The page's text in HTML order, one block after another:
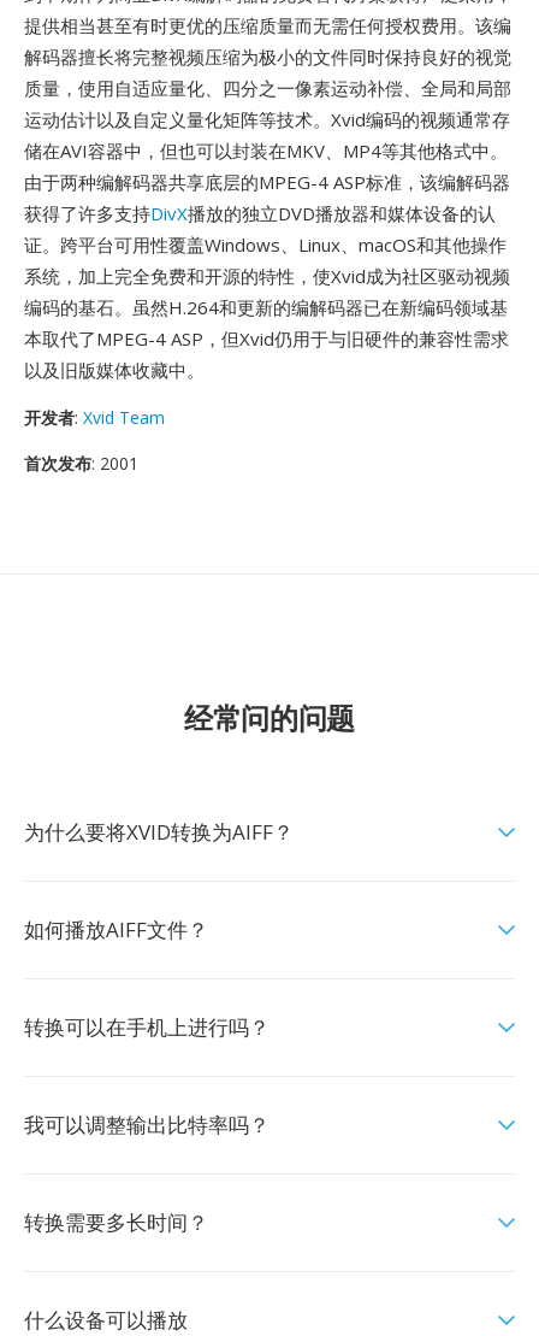
提供相当甚至有时更优的压缩质量而无需任何授权费用。该编
解码器擅长将完整视频压缩为极小的文件同时保持良好的视觉
质量，使用自适应量化、四分之一像素运动补偿、全局和局部
运动估计以及自定义量化矩阵等技术。Xvid编码的视频通常存
储在AVI容器中，但也可以封装在MKV、MP4等其他格式中。
由于两种编解码器共享底层的MPEG-4 ASP标准，该编解码器
获得了许多支持DivX播放的独立DVD播放器和媒体设备的认
证。跨平台可用性覆盖Windows、Linux、macOS和其他操作
系统，加上完全免费和开源的特性，使Xvid成为社区驱动视频
编码的基石。虽然H.264和更新的编解码器已在新编码领域基
本取代了MPEG-4 ASP，但Xvid仍用于与旧硬件的兼容性需求
以及旧版媒体收藏中。
开发者: Xvid Team
首次发布: 2001
经常问的问题
为什么要将XVID转换为AIFF？
如何播放AIFF文件？
转换可以在手机上进行吗？
我可以调整输出比特率吗？
转换需要多长时间？
什么设备可以播放